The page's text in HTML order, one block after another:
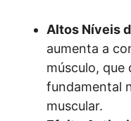
Altos Níveis
aumenta a
músculo, que
fundamental
muscular.